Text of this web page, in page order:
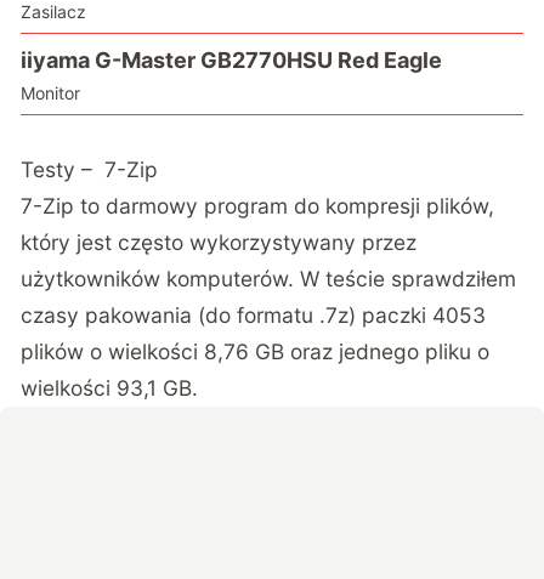
Zasilacz
Monitor
iiyama G-Master GB2770HSU Red Eagle
Testy – 7-Zip
7-Zip to darmowy program do kompresji plików,
który jest często wykorzystywany przez
użytkowników komputerów. W teście sprawdziłem
czasy pakowania (do formatu .7z) paczki 4053
plików o wielkości 8,76 GB oraz jednego pliku o
wielkości 93,1 GB.